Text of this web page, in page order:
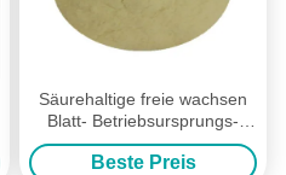
Säurehaltige freie wachsen
Blatt- Betriebsursprungs-
alkalische Boden-Anwendung
des Düngemittel-40%
Beste Preis